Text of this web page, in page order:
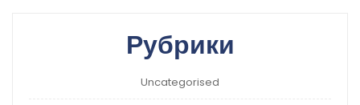
Рубрики
Uncategorised